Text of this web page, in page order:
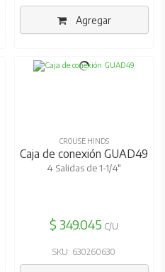
Agregar
CROUSE HINDS
Caja de conexión GUAD49
4 Salidas de 1-1/4"
$ 349.045 C/U
SKU: 630260630